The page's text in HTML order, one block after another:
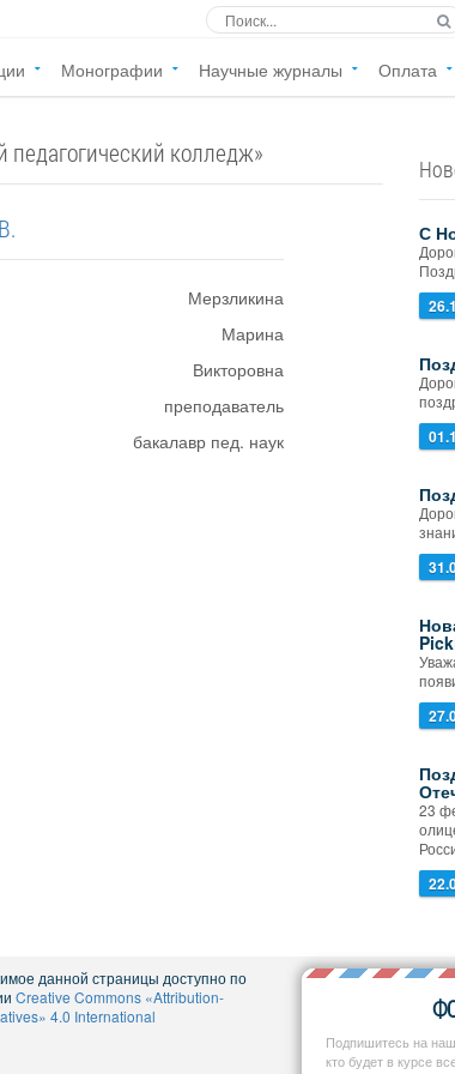
Монографии Научные журналы Оплата
колледж»
Мерзликина
Марина
Викторовна
преподаватель
бакалавр пед. наук
С
23
данной страницы доступно по
Creative Commons «Attribution-
4.0 International
Подпишитесь на
кто будет в курсе